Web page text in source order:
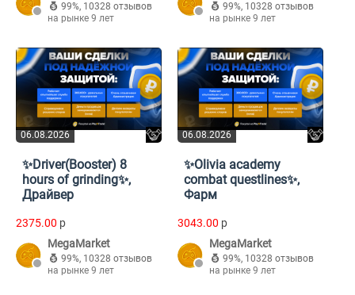
99%, 10328 отзывов
на рынке 9 лет
99%, 10328 отзывов
на рынке 9 лет
06.08.2026
✨Driver(Booster) 8
hours of grinding✨,
Драйвер
2375.00 p
MegaMarket
99%, 10328 отзывов
на рынке 9 лет
06.08.2026
✨Olivia academy
combat questlines✨,
Фарм
3043.00 p
MegaMarket
99%, 10328 отзывов
на рынке 9 лет